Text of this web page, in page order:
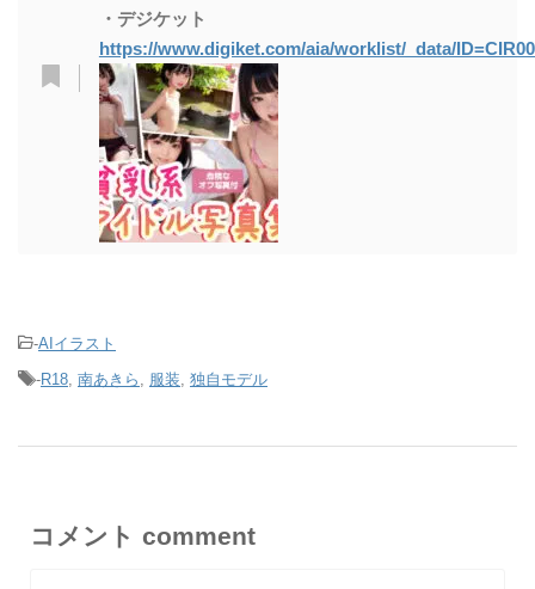
・デジケット
https://www.digiket.com/aia/worklist/_data/
-AIイラスト
-R18, 南あきら , 服装, 独自モデル
コメント comment